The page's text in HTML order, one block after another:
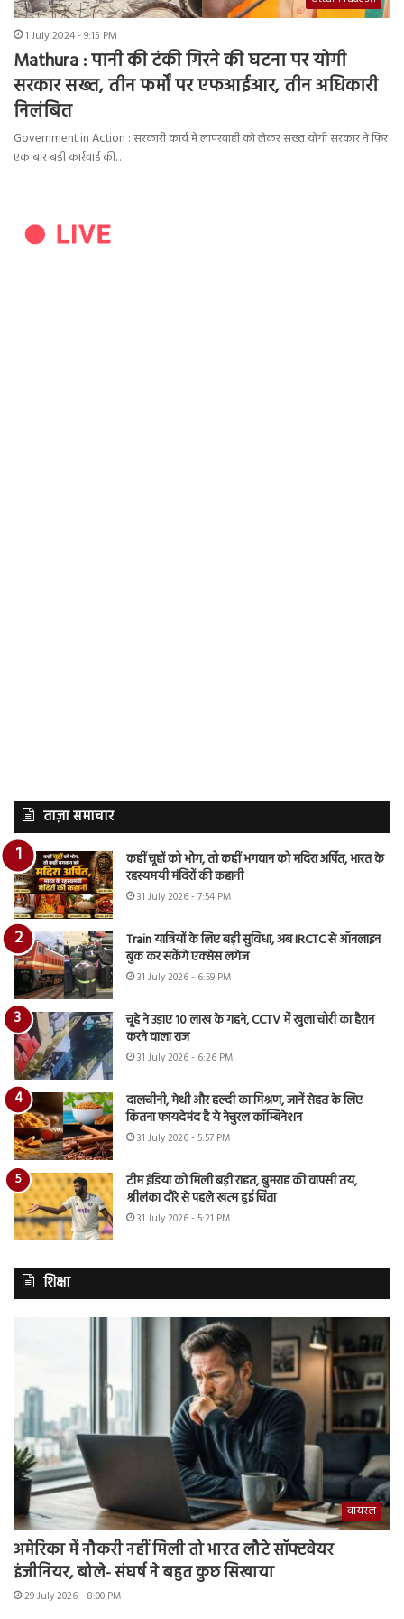
1 July 2024 - 9:15 PM
Mathura : पानी की टंकी गिरने की घटना पर योगी
सरकार सख्त, तीन फर्मों पर एफआईआर, तीन अधिकारी
निलंबित
Government in Action : सरकारी कार्य में लापरवाही को लेकर सख्त योगी सरकार ने फिर
एक बार बड़ी कार्रवाई की…
ताज़ा समाचार
कहीं चूहों को भोग, तो कहीं भगवान को मदिरा अर्पित, भारत के
रहस्यमयी मंदिरों की कहानी
31 July 2026 - 7:54 PM
Train यात्रियों के लिए बड़ी सुविधा, अब IRCTC से ऑनलाइन
बुक कर सकेंगे एक्सेस लगेज
31 July 2026 - 6:59 PM
चूहे ने उड़ाए 10 लाख के गहने, CCTV में खुला चोरी का हैरान
करने वाला राज
31 July 2026 - 6:26 PM
दालचीनी, मेथी और हल्दी का मिश्रण, जानें सेहत के लिए
कितना फायदेमंद है ये नेचुरल कॉम्बिनेशन
31 July 2026 - 5:57 PM
टीम इंडिया को मिली बड़ी राहत, बुमराह की वापसी तय,
श्रीलंका दौरे से पहले खत्म हुई चिंता
31 July 2026 - 5:21 PM
शिक्षा
वायरल
अमेरिका में नौकरी नहीं मिली तो भारत लौटे सॉफ्टवेयर
इंजीनियर, बोले- संघर्ष ने बहुत कुछ सिखाया
29 July 2026 - 8:00 PM